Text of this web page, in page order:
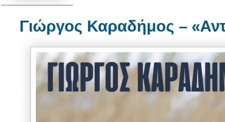
Γιώργος Καραδήμος –